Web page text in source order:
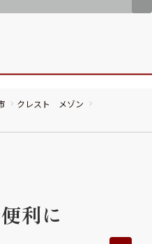
クレスト メゾン
利に